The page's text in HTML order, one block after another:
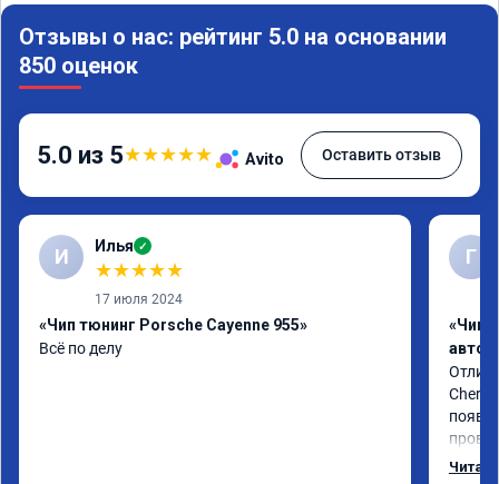
Отзывы о нас: рейтинг 5.0 на основании
850 оценок
5.0 из 5★★★★★ Avito Оставить отзыв
И Илья ✓
★★★★★
17 июля 2024
«Чип тюнинг Porsche Cayenne 955»
Всё по делу
Г
«Чип
Chery